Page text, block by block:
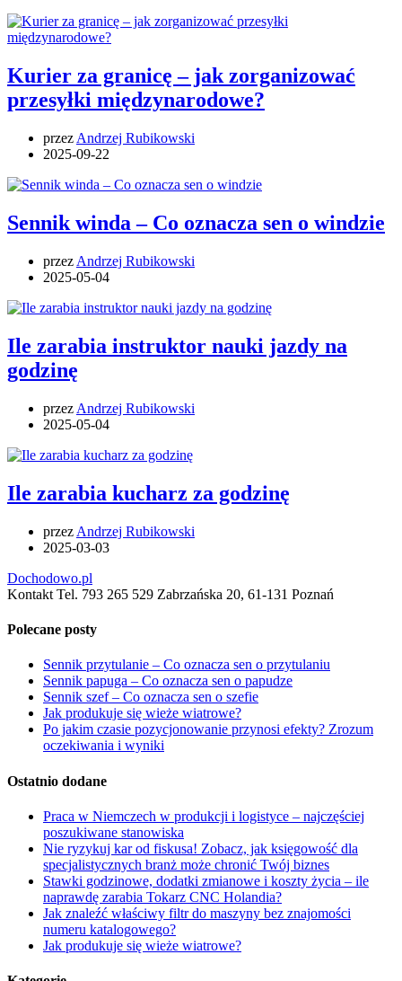
Kurier za granicę – jak zorganizować
przesyłki międzynarodowe?
przez Andrzej Rubikowski
2025-09-22
Sennik winda – Co oznacza sen o windzie
przez Andrzej Rubikowski
2025-05-04
Ile zarabia instruktor nauki jazdy na
godzinę
przez Andrzej Rubikowski
2025-05-04
Ile zarabia kucharz za godzinę
przez Andrzej Rubikowski
2025-03-03
Dochodowo.pl
Kontakt Tel. 793 265 529 Zabrzańska 20, 61-131 Poznań
Polecane posty
Sennik przytulanie – Co oznacza sen o przytulaniu
Sennik papuga – Co oznacza sen o papudze
Sennik szef – Co oznacza sen o szefie
Jak produkuje się wieże wiatrowe?
Po jakim czasie pozycjonowanie przynosi efekty? Zrozum
oczekiwania i wyniki
Ostatnio dodane
Praca w Niemczech w produkcji i logistyce – najczęściej
poszukiwane stanowiska
Nie ryzykuj kar od fiskusa! Zobacz, jak księgowość dla
specjalistycznych branż może chronić Twój biznes
Stawki godzinowe, dodatki zmianowe i koszty życia – ile
naprawdę zarabia Tokarz CNC Holandia?
Jak znaleźć właściwy filtr do maszyny bez znajomości
numeru katalogowego?
Jak produkuje się wieże wiatrowe?